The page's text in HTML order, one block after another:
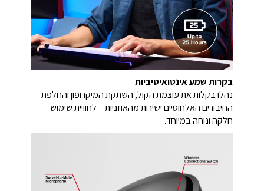
בקרות שמע אינטואיטיביות
נהלו בקלות את עוצמת הקול, השתקת המיקרופון והחלפת
החיבורים האלחוטיים ישירות מהאוזניות – לחוויית שימוש
חלקה ונוחה במיוחד.